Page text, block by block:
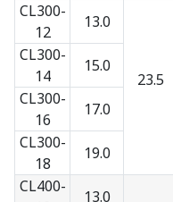
CL300-
12
13.0
23.5
CL300-
14
15.0
CL300-
16
17.0
CL300-
18
19.0
CL400-
13.0